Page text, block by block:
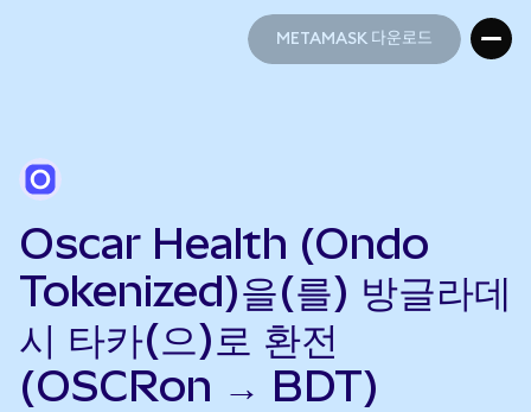
METAMASK 다운로드
Oscar Health (Ondo
Tokenized)을(를) 방글라데
시 타카(으)로 환전
(OSCRon → BDT)